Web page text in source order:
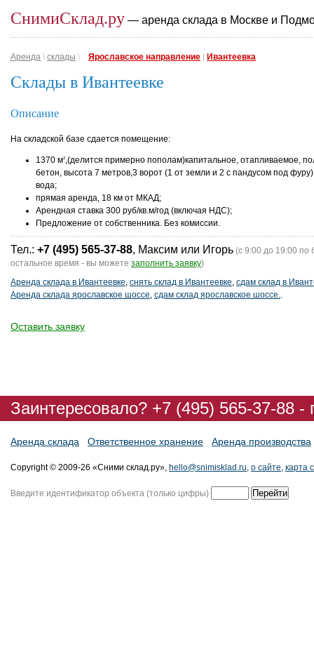
СнимиСклад.ру — аренда склада в Москве и
Аренда \ склады \ Ярославское направление Ивантеевка
Склады в Ивантеевке
Описание
На складской базе сдается помещение:
1370 м2,(делится примерно пополам)капитальное, отапливаемое,
бетон, высота 7 метров,3 ворот (1 от земли и 2 с пандусом под
вода;
прямая аренда, 18 км от МКАД;
Арендная ставка 300 руб/кв.м/год (включая НДС);
Предложение от собственника. Без комиссии.
Тел.: +7 (495) 565-37-88, Максим или Игорь (с 9:00 до 19:00 по
остальное время - вы можете заполнить заявку)
Аренда склада в Ивантеевке, снять склад в Ивантеевке, сдам склад в
Аренда склада ярославское шоссе, сдам склад ярославское шоссе..
Оставить заявку
Заинтересовало? +7 (495) 565-37-88
Аренда склада Ответственное хранение Аренда производства
Copyright © 2009-26 «Сними склад.ру», hello@snimisklad.ru, о сайте, карта
Введите идентификатор объекта (только цифры)